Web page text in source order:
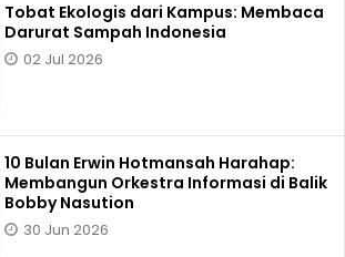
Tobat Ekologis dari Kampus: Membaca
Darurat Sampah Indonesia
02 Jul 2026
10 Bulan Erwin Hotmansah Harahap:
Membangun Orkestra Informasi di Balik
Bobby Nasution
30 Jun 2026